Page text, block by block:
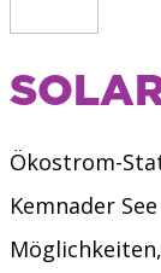
Ökostrom-
Kemnader